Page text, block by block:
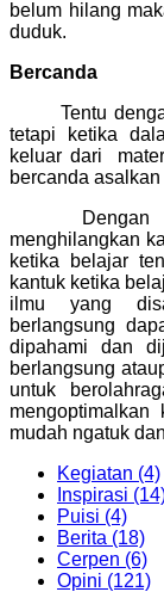
belum hilang
duduk.
Bercanda
Tentu dengan
tetapi ketika
keluar dari
bercanda
Dengan
menghilangkan
ketika belajar
kantuk ketika
ilmu yang
berlangsung
dipahami dan
berlangsung
untuk
mudah ngatuk dan
Kegiatan (4)
Inspirasi
Puisi (4)
Berita (18)
Cerpen (6)
Opini (121)